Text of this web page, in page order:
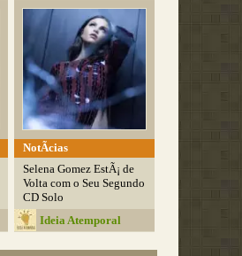
NotÃ­cias
Selena Gomez EstÃ¡ de
Volta com o Seu Segundo
CD Solo
Ideia Atemporal